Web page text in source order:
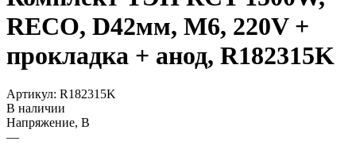
RECO, D42мм, М6, 220V +
прокладка + анод, R182315K
Артикул: R182315K
В наличии
Напряжение, В
—